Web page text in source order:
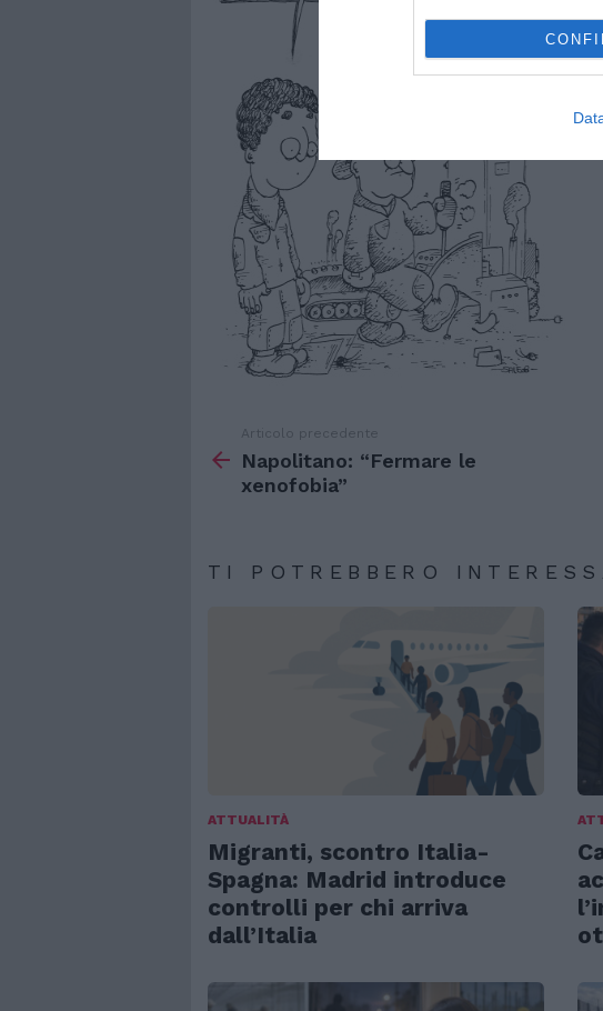
di
Articolo precedente
Napolitano: “Fermare le
xenofobia”
TI POTREBBERO
ATTUALITÀ
Migranti, scontro Italia-
Spagna: Madrid introduce
controlli per chi arriva
dall’Italia